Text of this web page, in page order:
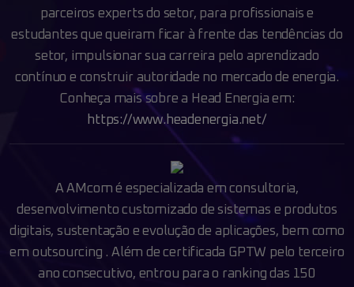
parceiros experts do setor, para profissionais e
estudantes que queiram ficar à frente das tendências do
setor, impulsionar sua carreira pelo aprendizado
contínuo e construir autoridade no mercado de energia.
Conheça mais sobre a Head Energia em:
https://www.headenergia.net/
A AMcom é especializada em consultoria,
desenvolvimento customizado de sistemas e produtos
digitais, sustentação e evolução de aplicações, bem como
em outsourcing . Além de certificada GPTW pelo terceiro
ano consecutivo, entrou para o ranking das 150